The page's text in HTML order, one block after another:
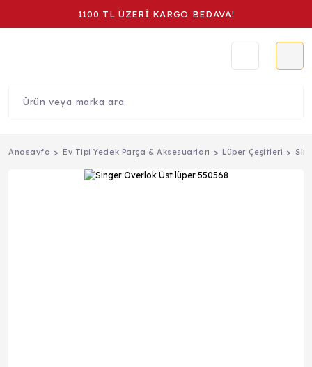
1100 TL ÜZERİ KARGO BEDAVA!
Anasayfa Ev Tipi Yedek Parça & Aksesuarları Lüper Çeşitleri